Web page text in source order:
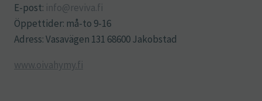
E-post: info@reviva.fi
Öppettider: må-to 9-16
Adress: Vasavägen 131 68600 Jakobstad
www.oivahymy.fi